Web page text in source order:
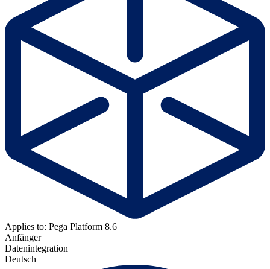
Applies to: Pega Platform 8.6
Anfänger
Datenintegration
Deutsch